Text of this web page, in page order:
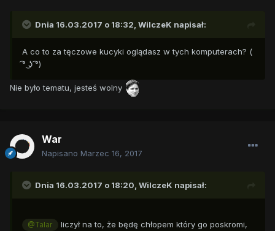
Dnia 16.03.2017 o 18:32, WilczeK napisał:
A co to za tęczowe kucyki oglądasz w tych komputerach? (
͡° ͜ʖ ͡°)
Nie było tematu, jesteś wolny
War
Napisano Marzec 16, 2017
Dnia 16.03.2017 o 18:20, WilczeK napisał:
@Talar
liczył na to, że będę chłopem który go poskromi,